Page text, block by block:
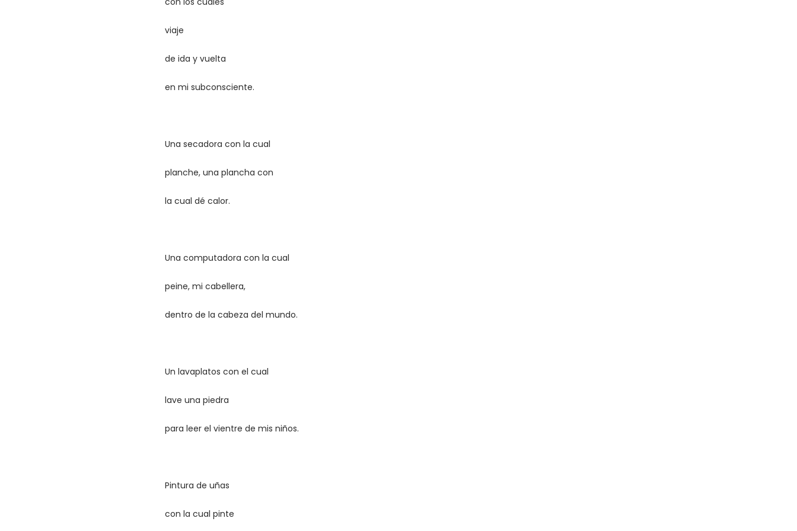
viaje
de ida y vuelta
en mi subconsciente.
Una secadora con la cual
planche, una plancha con
la cual dé calor.
Una computadora con la cual
peine, mi cabellera,
dentro de la cabeza del mundo.
Un lavaplatos con el cual
lave una piedra
para leer el vientre de mis niños.
Pintura de uñas
con la cual pinte